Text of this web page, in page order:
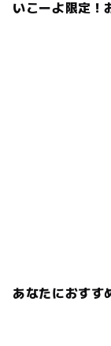
いこーよ限定！
あなたにおすす